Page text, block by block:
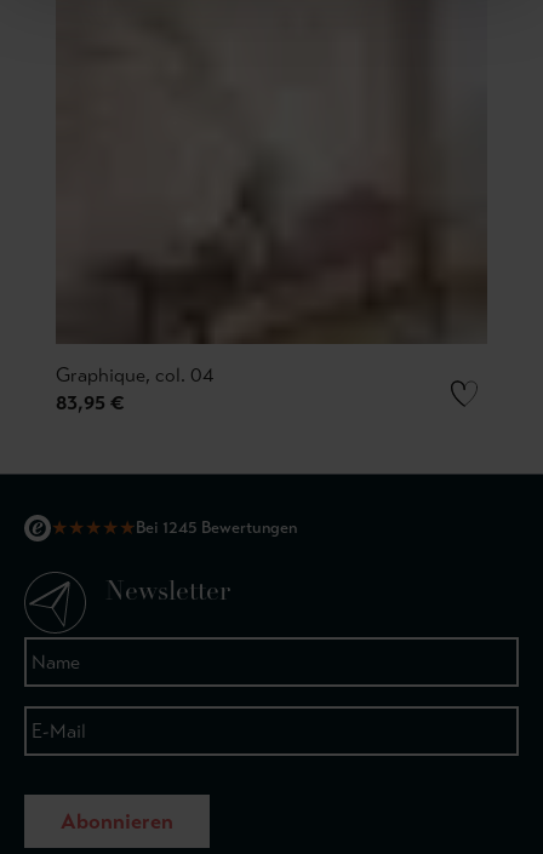
Graphique, col. 04
83,95 €
★★★★★Bei 1245 Bewertungen
Newsletter
Abonnieren